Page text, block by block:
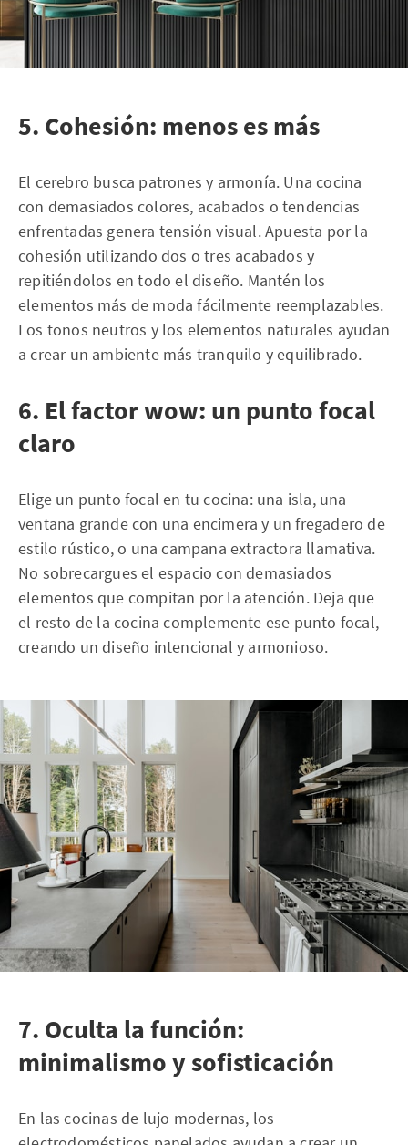
5. Cohesión: menos es más
El cerebro busca patrones y armonía. Una cocina
con demasiados colores, acabados o tendencias
enfrentadas genera tensión visual. Apuesta por la
cohesión utilizando dos o tres acabados y
repitiéndolos en todo el diseño. Mantén los
elementos más de moda fácilmente reemplazables.
Los tonos neutros y los elementos naturales ayudan
a crear un ambiente más tranquilo y equilibrado.
6. El factor wow: un punto focal
claro
Elige un punto focal en tu cocina: una isla, una
ventana grande con una encimera y un fregadero de
estilo rústico, o una campana extractora llamativa.
No sobrecargues el espacio con demasiados
elementos que compitan por la atención. Deja que
el resto de la cocina complemente ese punto focal,
creando un diseño intencional y armonioso.
7. Oculta la función:
minimalismo y sofisticación
En las cocinas de lujo modernas, los